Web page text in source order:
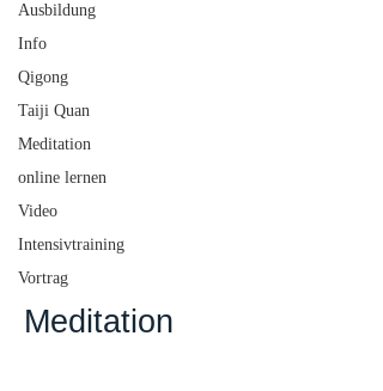
Ausbildung
Info
Qigong
Taiji Quan
Meditation
online lernen
Video
Intensivtraining
Vortrag
Meditation